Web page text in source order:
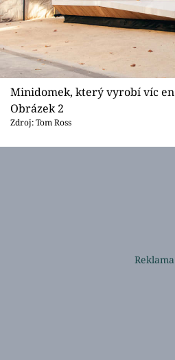
Minidomek, který vyrobí víc
Obrázek 2
Zdroj: Tom Ross